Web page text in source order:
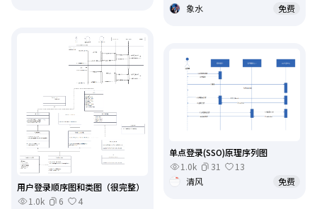
象水
免费
用户登录顺序图和类图（很完整）
1.0k
6
4
单点登录(SSO)原理序列图
1.0k
31
13
清风
免费